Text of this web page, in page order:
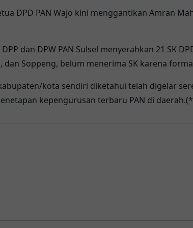
DPD PAN Wajo kini menggantikan Amran
dan DPW PAN Sulsel menyerahkan 21 SK
dan Soppeng, belum menerima SK karena
kota sendiri diketahui telah digelar
kepengurusan terbaru PAN di